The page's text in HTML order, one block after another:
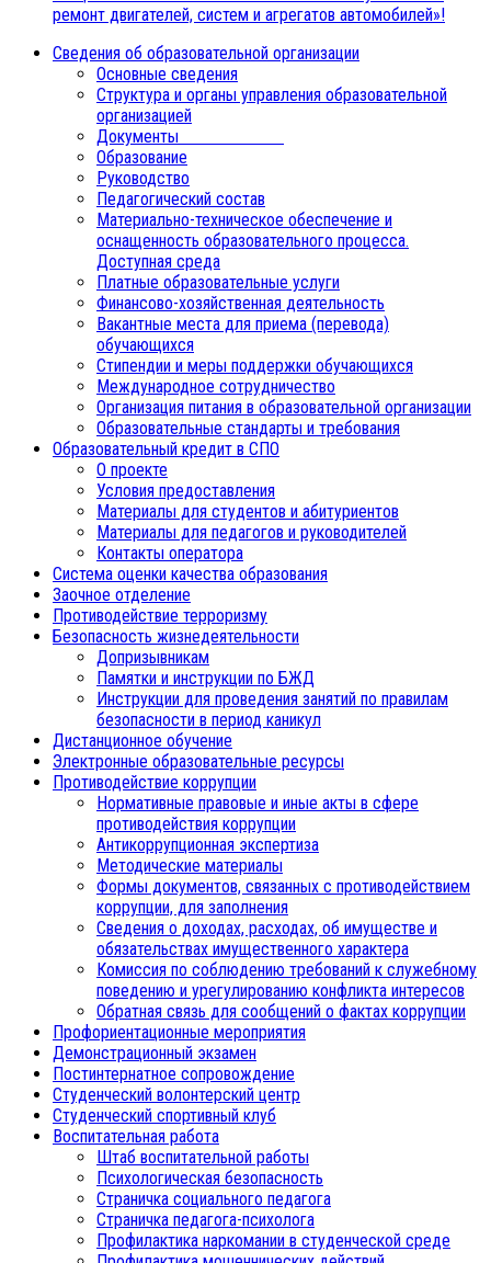
ремонт двигателей, систем и агрегатов автомобилей»!
Сведения об образовательной организации
Основные сведения
Структура и органы управления образовательной
организацией
Документы
Образование
Руководство
Педагогический состав
Материально-техническое обеспечение и
оснащенность образовательного процесса.
Доступная среда
Платные образовательные услуги
Финансово-хозяйственная деятельность
Вакантные места для приема (перевода)
обучающихся
Стипендии и меры поддержки обучающихся
Международное сотрудничество
Организация питания в образовательной организации
Образовательные стандарты и требования
Образовательный кредит в СПО
О проекте
Условия предоставления
Материалы для студентов и абитуриентов
Материалы для педагогов и руководителей
Контакты оператора
Система оценки качества образования
Заочное отделение
Противодействие терроризму
Безопасность жизнедеятельности
Допризывникам
Памятки и инструкции по БЖД
Инструкции для проведения занятий по правилам
безопасности в период каникул
Дистанционное обучение
Электронные образовательные ресурсы
Противодействие коррупции
Нормативные правовые и иные акты в сфере
противодействия коррупции
Антикоррупционная экспертиза
Методические материалы
Формы документов, связанных с противодействием
коррупции, для заполнения
Сведения о доходах, расходах, об имуществе и
обязательствах имущественного характера
Комиссия по соблюдению требований к служебному
поведению и урегулированию конфликта интересов
Обратная связь для сообщений о фактах коррупции
Профориентационные мероприятия
Демонстрационный экзамен
Постинтернатное сопровождение
Студенческий волонтерский центр
Студенческий спортивный клуб
Воспитательная работа
Штаб воспитательной работы
Психологическая безопасность
Страничка социального педагога
Страничка педагога-психолога
Профилактика наркомании в студенческой среде